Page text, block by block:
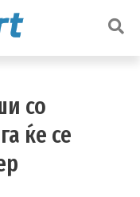
со
ќе се